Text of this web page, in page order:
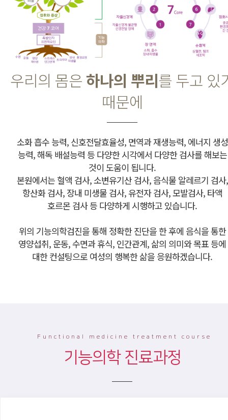
우리의 몸은 하나의 뿌리를 두고 있
때문에
소화 흡수 능력, 신호전달효율성, 면역과 재생능력, 에너지 생성
능력, 해독 배설능력 등 다양한 시각에서 다양한 검사를 해보는
것이 도움이 됩니다.
본원에서는 혈액 검사, 소변유기산 검사, 음식물 알레르기 검사,
항산화 검사, 장내 미생물 검사, 유전자 검사, 모발검사, 타액
호르몬 검사 등 다양하게 시행하고 있습니다.
위의 기능의학검진을 통해 정확한 진단을 한 후에 음식을 통한
영양섭취, 운동, 수면과 휴식, 인간관계, 삶의 의미와 목표 등에
대한 컨설팅으로 여성의 행복한 삶을 응원하겠습니다.
Functional medicine treatment course
기능의학 진료과정